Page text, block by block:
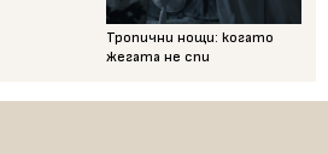
Тропични нощи: когато
жегата не спи